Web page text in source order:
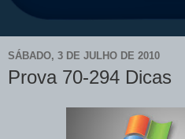
SÁBADO, 3 DE JULHO DE 2010
Prova 70-294 Dicas